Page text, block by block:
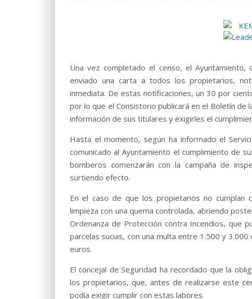
Una vez completado el censo, el Ayuntamiento,
enviado una carta a todos los propietarios,
inmediata. De estas notificaciones, un 30 por
por lo que el Consistorio publicará en el Boletín de
información de sus titulares y exigirles el
Hasta el momento, según ha informado el
comunicado al Ayuntamiento el cumplimiento de
bomberos comenzarán con la campaña de
surtiendo efecto.
En el caso de que los propietarios no cumplan
limpieza con una quema controlada, abriendo
Ordenanza de Protección contra Incendios, que
parcelas sucias, con una multa entre 1.500 y
euros.
El concejal de Seguridad ha recordado que la
los propietarios, que, antes de realizarse este
podía exigir cumplir con estas labores.